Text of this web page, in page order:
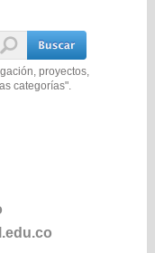
proyectos,
categorías".